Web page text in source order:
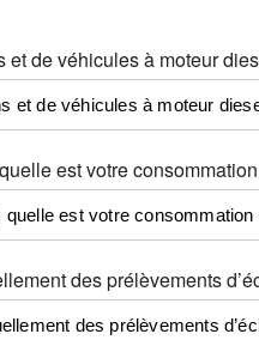
et de véhicules à moteur
est votre
des prélèvements